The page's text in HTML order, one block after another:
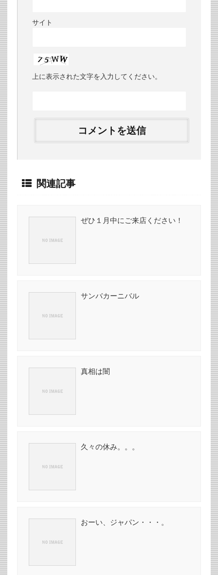
サイト
上に表示された文字を入力してください。
関連記事
ぜひ１月中にご来店ください！
サンバカーニバル
真相は闇
久々の休み。。。
おーい、ジャパン・・・。